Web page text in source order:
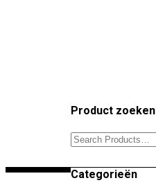
Product zoeken
Search
for:
Categorieën